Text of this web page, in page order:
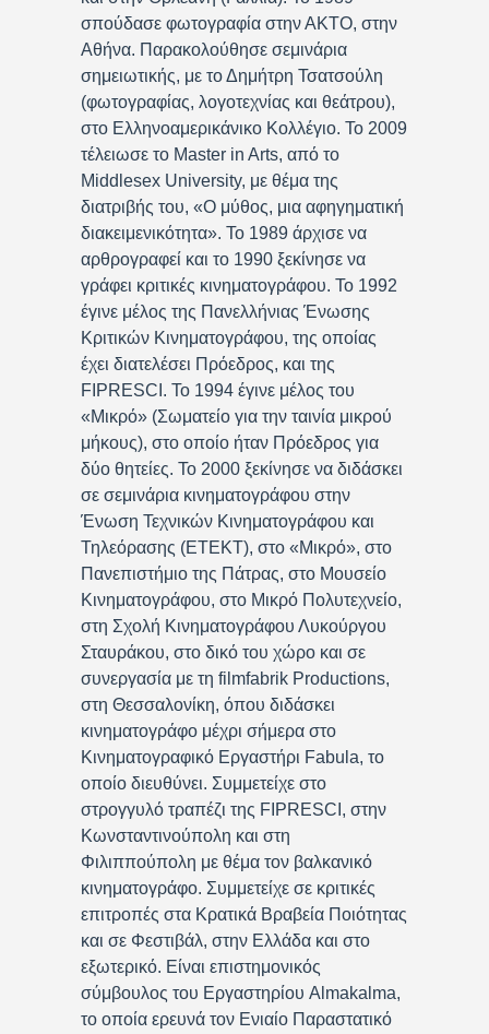
σπούδασε φωτογραφία στην ΑΚΤΟ, στην
Αθήνα. Παρακολούθησε σεμινάρια
σημειωτικής, με το Δημήτρη Τσατσούλη
(φωτογραφίας, λογοτεχνίας και θεάτρου),
στο Ελληνοαμερικάνικο Κολλέγιο. Το 2009
τέλειωσε το Master in Arts, από το
Middlesex University, με θέμα της
διατριβής του, «Ο μύθος, μια αφηγηματική
διακειμενικότητα». Το 1989 άρχισε να
αρθρογραφεί και το 1990 ξεκίνησε να
γράφει κριτικές κινηματογράφου. Το 1992
έγινε μέλος της Πανελλήνιας Ένωσης
Κριτικών Κινηματογράφου, της οποίας
έχει διατελέσει Πρόεδρος, και της
FIPRESCI. Το 1994 έγινε μέλος του
«Μικρό» (Σωματείο για την ταινία μικρού
μήκους), στο οποίο ήταν Πρόεδρος για
δύο θητείες. Το 2000 ξεκίνησε να διδάσκει
σε σεμινάρια κινηματογράφου στην
Ένωση Τεχνικών Κινηματογράφου και
Τηλεόρασης (ΕΤΕΚΤ), στο «Μικρό», στο
Πανεπιστήμιο της Πάτρας, στο Μουσείο
Κινηματογράφου, στο Μικρό Πολυτεχνείο,
στη Σχολή Κινηματογράφου Λυκούργου
Σταυράκου, στο δικό του χώρο και σε
συνεργασία με τη filmfabrik Productions,
στη Θεσσαλονίκη, όπου διδάσκει
κινηματογράφο μέχρι σήμερα στο
Κινηματογραφικό Εργαστήρι Fabula, το
οποίο διευθύνει. Συμμετείχε στο
στρογγυλό τραπέζι της FIPRESCI, στην
Κωνσταντινούπολη και στη
Φιλιππούπολη με θέμα τον βαλκανικό
κινηματογράφο. Συμμετείχε σε κριτικές
επιτροπές στα Κρατικά Βραβεία Ποιότητας
και σε Φεστιβάλ, στην Ελλάδα και στο
εξωτερικό. Είναι επιστημονικός
σύμβουλος του Εργαστηρίου Almakalma,
το οποία ερευνά τον Ενιαίο Παραστατικό